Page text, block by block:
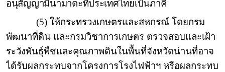
อนุสัญญามินามาตะที่ประเทศไทยเป็นภาคี
(5) ให้กระทรวงเกษตรและสหกรณ์ โดยกรม
พัฒนาที่ดิน และกรมวิชาการเกษตร ตรวจสอบและเฝ้า
ระวังพันธุ์พืชและคุณภาพดินในพื้นที่จังหวัดน่านที่อาจ
ได้รับผลกระทบจากโครงการโรงไฟฟ้าฯ หรือผลกระทบ